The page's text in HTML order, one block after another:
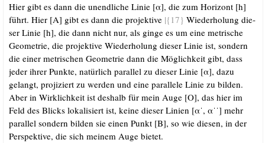
Hier gibt es dann die unend­li­che Linie [α], die zum Hori­zont [h]
führt. Hier [A] gibt es dann die pro­jek­ti­ve |{17} Wie­der­ho­lung die­
ser Linie [h], die dann nicht nur, als gin­ge es um eine metri­sche
Geo­me­trie, die pro­jek­ti­ve Wie­der­ho­lung die­ser Linie ist, son­dern
die einer metri­schen Geo­me­trie dann die Mög­lich­keit gibt, dass
jeder ihrer Punk­te, natür­lich par­al­lel zu die­ser Linie [α], dazu
gelangt, pro­ji­ziert zu wer­den und eine par­al­le­le Linie zu bil­den.
Aber in Wirk­lich­keit ist des­halb für mein Auge [O], das hier im
Feld des Blicks loka­li­siert ist, kei­ne die­ser Lini­en [αˈ, αˈˈ] mehr
par­al­lel son­dern bil­den sie einen Punkt [B], so wie die­sen, in der
Per­spek­ti­ve, die sich mei­nem Auge bietet.